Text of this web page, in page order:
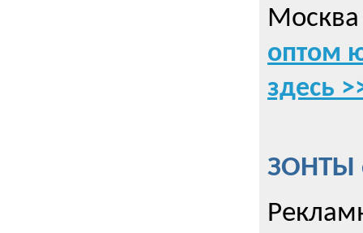
Москва
оптом
здесь
ЗОНТЫ